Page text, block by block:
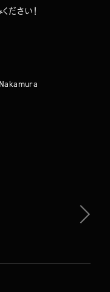
ださい！